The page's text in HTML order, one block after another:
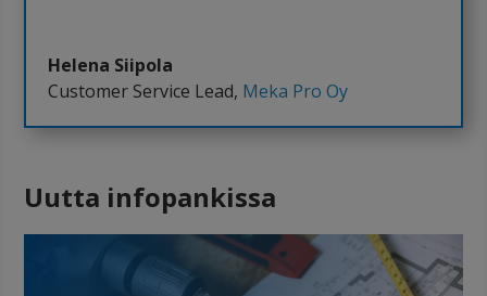
Helena Siipola
Customer Service Lead, Meka Pro Oy
Uutta infopankissa